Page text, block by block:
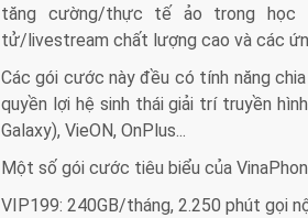
tăng cường/thực tế ảo trong học
tử/livestream chất lượng cao và các
Các gói cước này đều có tính năng
quyền lợi hệ sinh thái giải trí truyền
Galaxy), VieON, OnPlus...
Một số gói cước tiêu biểu của
VIP199: 240GB/tháng, 2.250 phút gọi